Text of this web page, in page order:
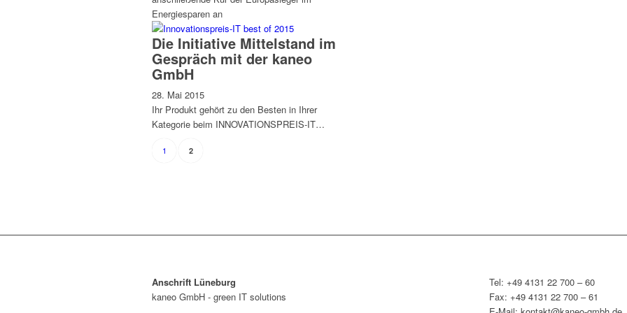
Energiesparen an
Die Initiative Mittelstand im
Gespräch mit der kaneo
GmbH
28. Mai 2015
Ihr Produkt gehört zu den Besten in Ihrer
Kategorie beim INNOVATIONSPREIS-IT…
1 2
Anschrift Lüneburg
kaneo GmbH - green IT solutions
Tel: +49 4131 22 700 – 60
Fax: +49 4131 22 700 – 61